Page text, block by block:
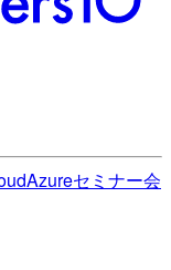
Azureセミナー会